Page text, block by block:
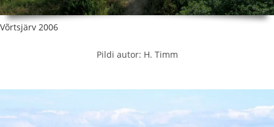
Võrtsjärv 2006
Pildi autor: H. Timm